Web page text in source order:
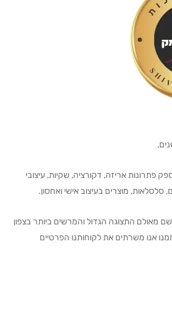
פתרונות אריזה, דקורציה, שקיות, עיצובי
סלסלאות, מוצרים בעיצוב אישי ואחסון.
מאולם התצוגה הגדול והמרשים ביותר בצפון
מטרים, וממנו אנו משרתים את לקוחותנו הפרטיים